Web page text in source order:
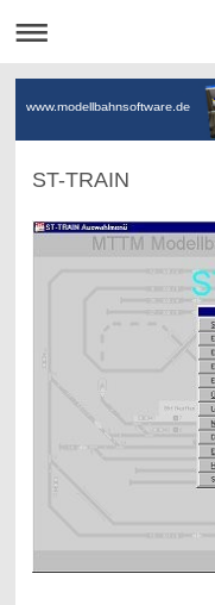
www.modellbahnsoftware.de
ST-TRAIN